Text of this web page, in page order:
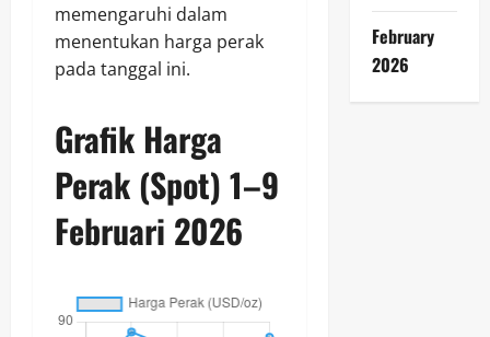
memengaruhi dalam
menentukan harga perak
pada tanggal ini.
Grafik Harga
Perak (Spot) 1–9
Februari 2026
February
2026